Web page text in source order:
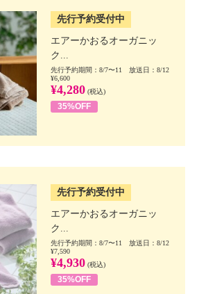
先行予約受付中
エアーかおるオーガニッ
ク...
先行予約期間：8/7〜11 放送日：8/12
¥6,600
¥4,280 (税込)
35%OFF
先行予約受付中
エアーかおるオーガニッ
ク...
先行予約期間：8/7〜11 放送日：8/12
¥7,590
¥4,930 (税込)
35%OFF